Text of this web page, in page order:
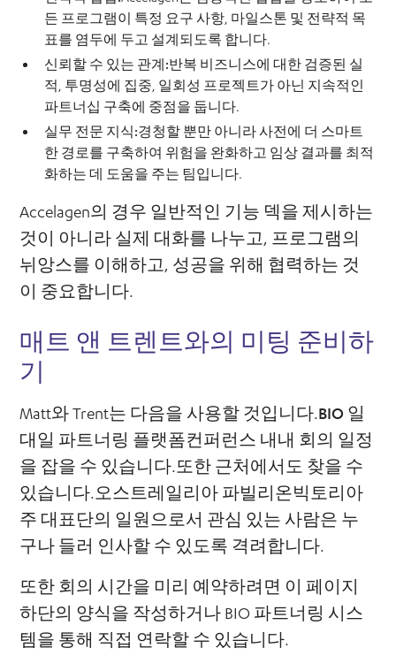
든 프로그램이 특정 요구 사항, 마일스톤 및 전략적 목
표를 염두에 두고 설계되도록 합니다.
신뢰할 수 있는 관계:반복 비즈니스에 대한 검증된 실
적, 투명성에 집중, 일회성 프로젝트가 아닌 지속적인
파트너십 구축에 중점을 둡니다.
실무 전문 지식:경청할 뿐만 아니라 사전에 더 스마트
한 경로를 구축하여 위험을 완화하고 임상 결과를 최적
화하는 데 도움을 주는 팀입니다.
Accelagen의 경우 일반적인 기능 덱을 제시하는
것이 아니라 실제 대화를 나누고, 프로그램의
뉘앙스를 이해하고, 성공을 위해 협력하는 것
이 중요합니다.
매트 앤 트렌트와의 미팅 준비하
기
Matt와 Trent는 다음을 사용할 것입니다.BIO 일
대일 파트너링 플랫폼컨퍼런스 내내 회의 일정
을 잡을 수 있습니다.또한 근처에서도 찾을 수
있습니다.오스트레일리아 파빌리온빅토리아
주 대표단의 일원으로서 관심 있는 사람은 누
구나 들러 인사할 수 있도록 격려합니다.
또한 회의 시간을 미리 예약하려면 이 페이지
하단의 양식을 작성하거나 BIO 파트너링 시스
템을 통해 직접 연락할 수 있습니다.